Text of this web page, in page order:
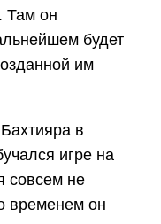
Там он
будет
им
в
игре на
совсем не
временем он